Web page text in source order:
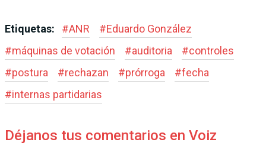
Etiquetas: #ANR #Eduardo González
#máquinas de votación #auditoria #controles
#postura #rechazan #prórroga #fecha
#internas partidarias
Déjanos tus comentarios en Voiz